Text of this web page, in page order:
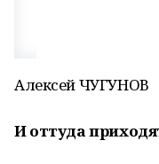
Алексей ЧУГУНОВ
И оттуда